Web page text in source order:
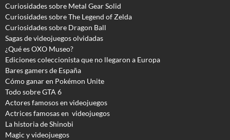
Curiosidades sobre Metal Gear Solid
Curiosidades sobre The Legend of Zelda
Curiosidades sobre Dragon Ball
Sagas de videojuegos olvidadas
¿Qué es OXO Museo?
Ediciones coleccionista que no llegaron a Europa
Bares gamers de España
Cómo ganar en Pokémon Unite
Todo sobre GTA 6
Actores famosos en videojuegos
Actrices famosas en videojuegos
La historia de Shinobi
Magic y videojuegos